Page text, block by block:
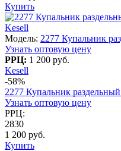
Купить
Kesell
Модель: 2277 Купальник
Узнать оптовую цену
РРЦ: 1 200 руб.
Kesell
-58%
2277 Купальник
Узнать оптовую цену
РРЦ:
2830
1 200 руб.
Купить